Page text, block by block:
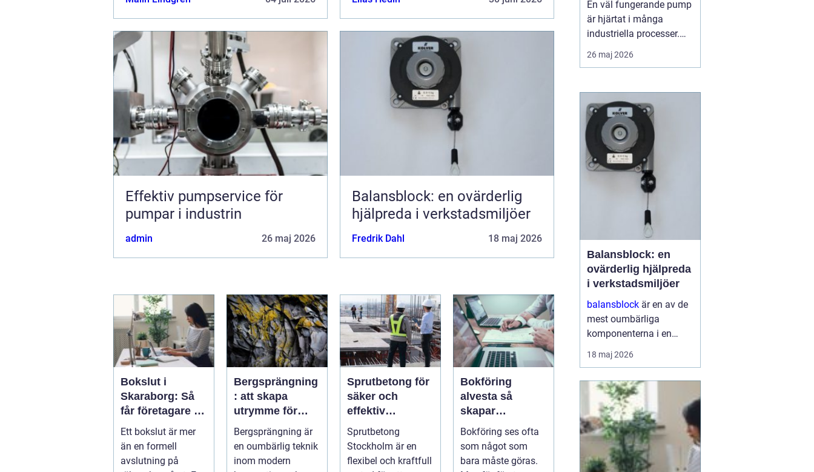
fastighetstvister
Effektiv pumpservice för
pumpar i industrin
admin 26 maj 2026
Balansblock: en ovärderlig
hjälpreda i verkstadsmiljöer
Fredrik Dahl 18 maj 2026
Bokslut i
Skaraborg: Så
får företagare ett
tryggt avslut på
året
Ett bokslut är mer
än en formell
avslutning på
Bergsprängning
: att skapa
utrymme för
framtidens
infrastruktur
Bergsprängning är
en oumbärlig teknik
inom modern
Sprutbetong för
säker och
effektiv
bergförstärknin
g
Sprutbetong
Stockholm är en
flexibel och kraftfull
Bokföring
alvesta så
skapar
företagare
trygghet och
kontroll i
vardagen
Bokföring ses ofta
som något som
bara måste göras.
En väl fungerande pump
är hjärtat i många
industriella processer.
När flödet stannar,
stannar ofta hela
spelar regelbunden
pumpserv...
26 maj 2026
Balansblock: en
ovärderlig hjälpreda
i verkstadsmiljöer
balansblock är en av de
mest oumbärliga
komponenterna i en
effektivt fungerande
verkstad. De underlättar
operatörerna, utan
maximerar också
produktionseffektivi...
18 maj 2026